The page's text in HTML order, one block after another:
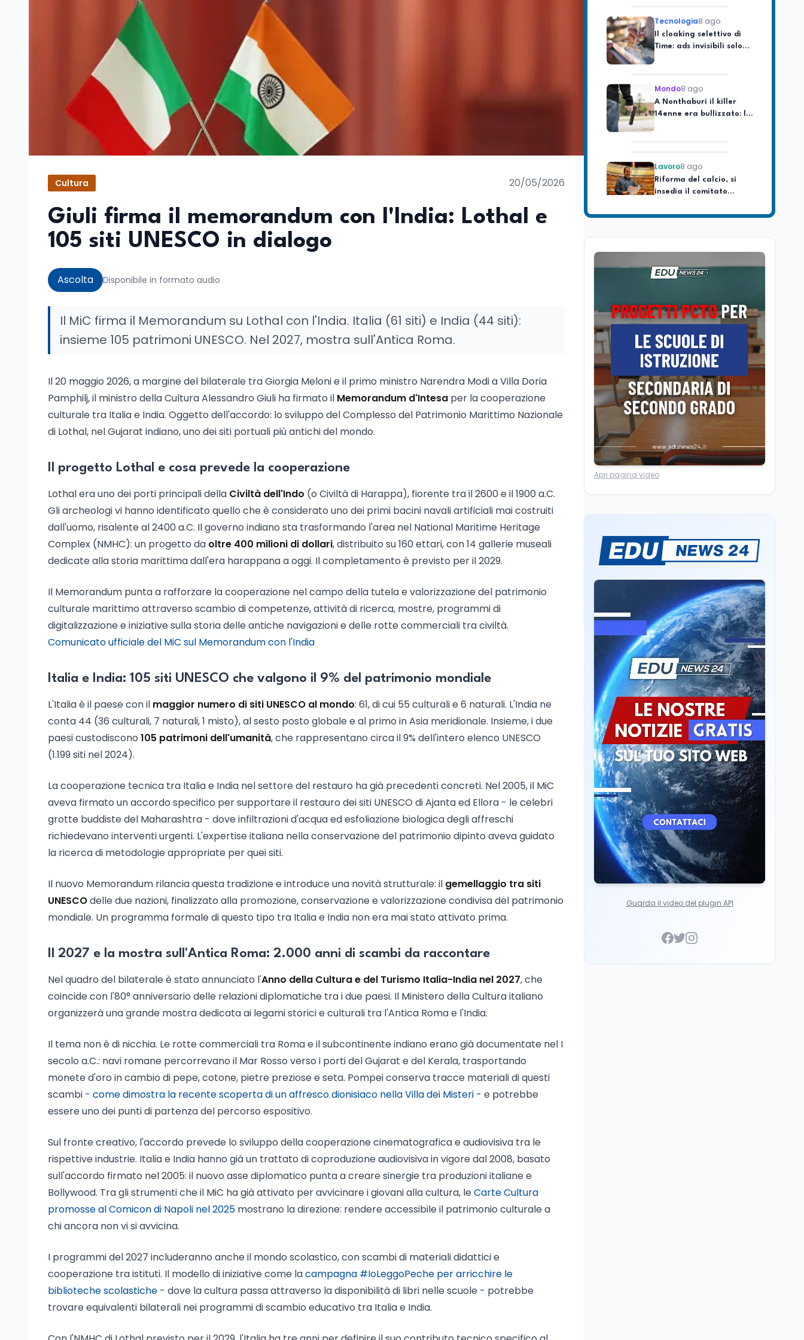
Cultura 20/05/2026
Giuli firma il memorandum con l'India: Lothal e
105 siti UNESCO in dialogo
Ascolta Disponibile in formato audio
Il MiC firma il Memorandum su Lothal con l'India. Italia (61 siti) e India (44 siti):
insieme 105 patrimoni UNESCO. Nel 2027, mostra sull'Antica Roma.
Il 20 maggio 2026, a margine del bilaterale tra Giorgia Meloni e il primo ministro Narendra Modi a Villa Doria
Pamphilj, il ministro della Cultura Alessandro Giuli ha firmato il Memorandum d'Intesa per la cooperazione
culturale tra Italia e India. Oggetto dell'accordo: lo sviluppo del Complesso del Patrimonio Marittimo Nazionale
di Lothal, nel Gujarat indiano, uno dei siti portuali più antichi del mondo.
Il progetto Lothal e cosa prevede la cooperazione
Lothal era uno dei porti principali della Civiltà dell'Indo (o Civiltà di Harappa), fiorente tra il 2600 e il 1900 a.C.
Gli archeologi vi hanno identificato quello che è considerato uno dei primi bacini navali artificiali mai costruiti
dall'uomo, risalente al 2400 a.C. Il governo indiano sta trasformando l'area nel National Maritime Heritage
Complex (NMHC): un progetto da oltre 400 milioni di dollari, distribuito su 160 ettari, con 14 gallerie museali
dedicate alla storia marittima dall'era harappana a oggi. Il completamento è previsto per il 2029.
Il Memorandum punta a rafforzare la cooperazione nel campo della tutela e valorizzazione del patrimonio
culturale marittimo attraverso scambio di competenze, attività di ricerca, mostre, programmi di
digitalizzazione e iniziative sulla storia delle antiche navigazioni e delle rotte commerciali tra civiltà.
Comunicato ufficiale del MiC sul Memorandum con l'India
Italia e India: 105 siti UNESCO che valgono il 9% del patrimonio mondiale
L'Italia è il paese con il maggior numero di siti UNESCO al mondo: 61, di cui 55 culturali e 6 naturali. L'India ne
conta 44 (36 culturali, 7 naturali, 1 misto), al sesto posto globale e al primo in Asia meridionale. Insieme, i due
paesi custodiscono 105 patrimoni dell'umanità, che rappresentano circa il 9% dell'intero elenco UNESCO
(1.199 siti nel 2024).
La cooperazione tecnica tra Italia e India nel settore del restauro ha già precedenti concreti. Nel 2005, il MiC
aveva firmato un accordo specifico per supportare il restauro dei siti UNESCO di Ajanta ed Ellora - le celebri
grotte buddiste del Maharashtra - dove infiltrazioni d'acqua ed esfoliazione biologica degli affreschi
richiedevano interventi urgenti. L'expertise italiana nella conservazione del patrimonio dipinto aveva guidato
la ricerca di metodologie appropriate per quei siti.
Il nuovo Memorandum rilancia questa tradizione e introduce una novità strutturale: il gemellaggio tra siti
UNESCOdelle due nazioni, finalizzato alla promozione, conservazione e valorizzazione condivisa del patrimonio
mondiale. Un programma formale di questo tipo tra Italia e India non era mai stato attivato prima.
Il 2027 e la mostra sull'Antica Roma: 2.000 anni di scambi da raccontare
Nel quadro del bilaterale è stato annunciato l'Anno della Cultura e del Turismo Italia-India nel 2027, che
coincide con l'80° anniversario delle relazioni diplomatiche tra i due paesi. Il Ministero della Cultura italiano
organizzerà una grande mostra dedicata ai legami storici e culturali tra l'Antica Roma e l'India.
Il tema non è di nicchia. Le rotte commerciali tra Roma e il subcontinente indiano erano già documentate nel I
secolo a.C.: navi romane percorrevano il Mar Rosso verso i porti del Gujarat e del Kerala, trasportando
monete d'oro in cambio di pepe, cotone, pietre preziose e seta. Pompei conserva tracce materiali di questi
scambi - come dimostra la recente scoperta di un affresco dionisiaco nella Villa dei Misteri - e potrebbe
essere uno dei punti di partenza del percorso espositivo.
Sul fronte creativo, l'accordo prevede lo sviluppo della cooperazione cinematografica e audiovisiva tra le
rispettive industrie. Italia e India hanno già un trattato di coproduzione audiovisiva in vigore dal 2008, basato
sull'accordo firmato nel 2005: il nuovo asse diplomatico punta a creare sinergie tra produzioni italiane e
Bollywood. Tra gli strumenti che il MiC ha già attivato per avvicinare i giovani alla cultura, leCarte Cultura
promosse al Comicon di Napoli nel 2025 mostrano la direzione: rendere accessibile il patrimonio culturale a
chi ancora non vi si avvicina.
I programmi del 2027 includeranno anche il mondo scolastico, con scambi di materiali didattici e
cooperazione tra istituti. Il modello di iniziative come lacampagna #IoLeggoPeche per arricchire le
biblioteche scolastiche - dove la cultura passa attraverso la disponibilità di libri nelle scuole - potrebbe
trovare equivalenti bilaterali nei programmi di scambio educativo tra Italia e India.
Tecnologia8 ago
Il cloaking selettivo di
Time: ads invisibili solo
per i chatbot AI
Mondo8 ago
A Nonthaburi il killer
14enne era bullizzato: la
CZ-75 era del nonno
Lavoro8 ago
Riforma del calcio, si
insedia il comitato
ristretto al Senato. La
Mondo8 ago
Istituita dal Parlamento
di Strasburgo in ricordo
Fondo ordinario 2026
sale a 9,415 miliardi, c'è
la firma della ministra
Bernini sul decreto
Tecnologia8 ago
Il cloaking selettivo di
Time: ads invisibili solo
per i chatbot AI
Mondo8 ago
14enne era bullizzato: la
CZ-75 era del nonno
soddisfazione del
senatore di Forza Italia,
Mario Occhiuto
Mondo8 ago
europea in memoria
delle vittime del lavoro.
Istituita dal Parlamento
di Strasburgo in ricordo
dei minatori morti a
Marcinelle nel 1956
Università8 ago
Università statali, il
Fondo ordinario 2026
sale a 9,415 miliardi, c'è
la firma della ministra
Bernini sul decreto
Tecnologia8 ago
Il cloaking selettivo di
Time: ads invisibili solo
per i chatbot AI
Mondo8 ago
A Nonthaburi il killer
14enne era bullizzato: la
CZ-75 era del nonno
Apri pagina video
Guarda il video del plugin API